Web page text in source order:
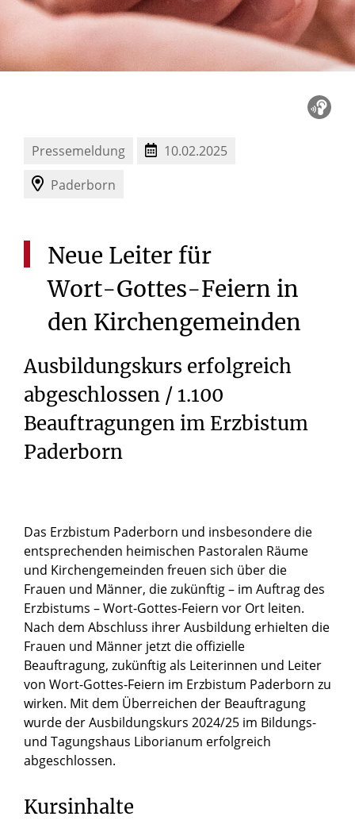
Pressemeldung
10.02.2025
Paderborn
Neue Leiter für
Wort-Gottes-Feiern in
den Kirchengemeinden
Ausbildungskurs erfolgreich
abgeschlossen / 1.100
Beauftragungen im Erzbistum
Paderborn
Das Erzbistum Paderborn und insbesondere die
entsprechenden heimischen Pastoralen Räume
und Kirchengemeinden freuen sich über die
Frauen und Männer, die zukünftig – im Auftrag des
Erzbistums – Wort-Gottes-Feiern vor Ort leiten.
Nach dem Abschluss ihrer Ausbildung erhielten die
Frauen und Männer jetzt die offizielle
Beauftragung, zukünftig als Leiterinnen und Leiter
von Wort-Gottes-Feiern im Erzbistum Paderborn zu
wirken. Mit dem Überreichen der Beauftragung
wurde der Ausbildungskurs 2024/25 im Bildungs-
und Tagungshaus Liborianum erfolgreich
abgeschlossen.
Kursinhalte